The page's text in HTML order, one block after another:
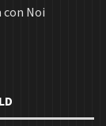
con Noi